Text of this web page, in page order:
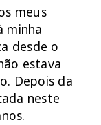
meus
minha
desde o
estava
Depois da
neste